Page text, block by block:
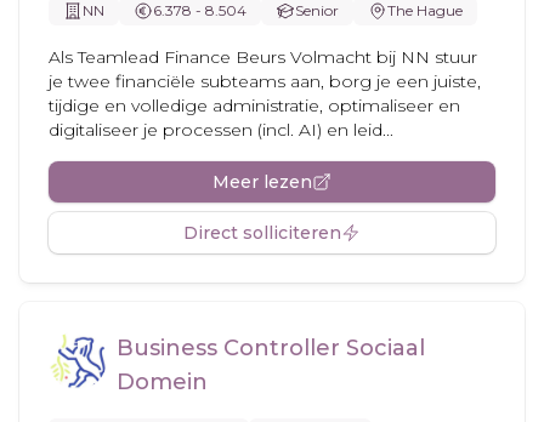
NN 6.378 - 8.504 Senior The Hague
Als Teamlead Finance Beurs Volmacht bij NN stuur
je twee financiële subteams aan, borg je een juiste,
tijdige en volledige administratie, optimaliseer en
digitaliseer je processen (incl. AI) en leid...
Meer lezen
Direct solliciteren
Business Controller Sociaal
Domein